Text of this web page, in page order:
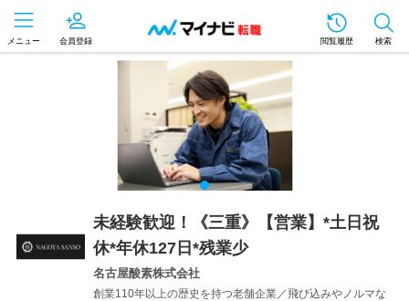
メニュー 会員登録 閲覧履歴 検索
未経験歓迎！《三重》【営業】*土日祝
休*年休127日*残業少
名古屋酸素株式会社
創業110年以上の歴史を持つ老舗企業／飛び込みやノルマな